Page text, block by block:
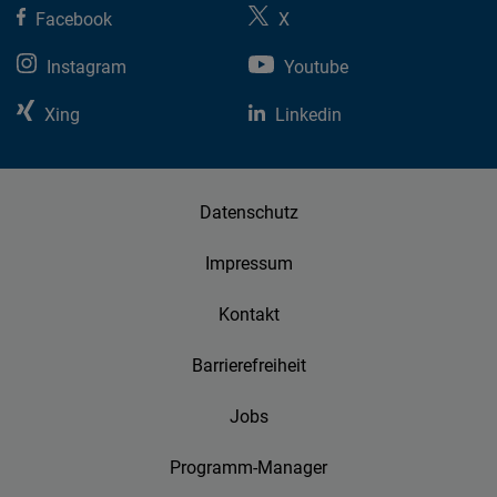
Facebook
X
Instagram
Youtube
Xing
Linkedin
Datenschutz
Impressum
Kontakt
Barrierefreiheit
Jobs
Programm-Manager